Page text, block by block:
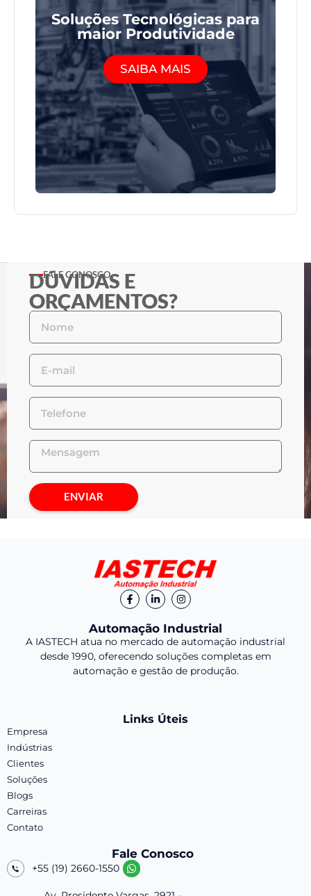
Soluções Tecnológicas para
maior Produtividade
SAIBA MAIS
FALE CONOSCO
DÚVIDAS E
ORÇAMENTOS?
ENVIAR
Automação Industrial
A IASTECH atua no mercado de automação industrial
desde 1990, oferecendo soluções completas em
automação e gestão de produção.
Links Úteis
Empresa
Indústrias
Clientes
Soluções
Blogs
Carreiras
Contato
Fale Conosco
+55 (19) 2660-1550